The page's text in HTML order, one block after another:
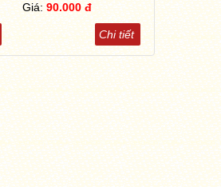
Giá: 90.000 đ
Chi tiết